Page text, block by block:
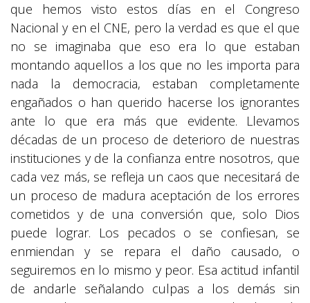
que hemos visto estos días en el Congreso
Nacional y en el CNE, pero la verdad es que el que
no se imaginaba que eso era lo que estaban
montando aquellos a los que no les importa para
nada la democracia, estaban completamente
engañados o han querido hacerse los ignorantes
ante lo que era más que evidente. Llevamos
décadas de un proceso de deterioro de nuestras
instituciones y de la confianza entre nosotros, que
cada vez más, se refleja un caos que necesitará de
un proceso de madura aceptación de los errores
cometidos y de una conversión que, solo Dios
puede lograr. Los pecados o se confiesan, se
enmiendan y se repara el daño causado, o
seguiremos en lo mismo y peor. Esa actitud infantil
de andarle señalando culpas a los demás sin